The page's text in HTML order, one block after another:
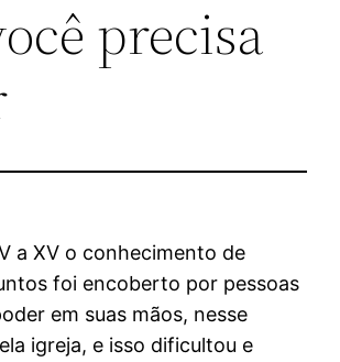
precisa
a XV o conhecimento de
foi encoberto por pessoas
em suas mãos, nesse
igreja, e isso dificultou e